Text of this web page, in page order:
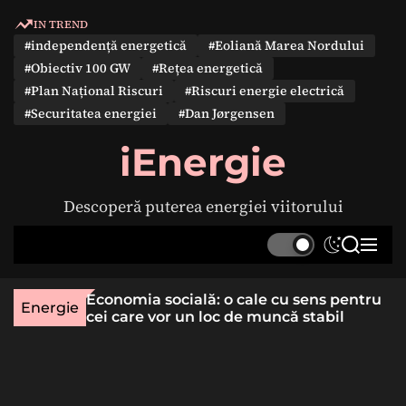
IN TREND
#independență energetică
#Eoliană Marea Nordului
#Obiectiv 100 GW
#Rețea energetică
#Plan Național Riscuri
#Riscuri energie electrică
#Securitatea energiei
#Dan Jørgensen
iEnergie
Descoperă puterea energiei viitorului
S
t
c
S
r
M
u
Energie
rară
Economia socială: o cale cu sens pentru
cei care vor un loc de muncă stabil